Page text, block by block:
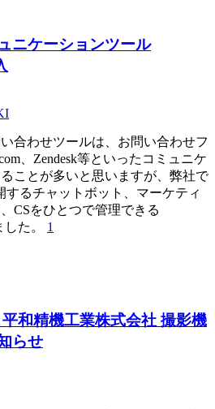
ニケーションツール
合わせツールは、お問い合わせフ
、Zendesk等といったコミュニケ
ことが多いと思いますが、弊社で
するチャットボット、マーケティ
CSをひとつで管理できる
した。 1
和精機工業株式会社 撮影機
らせ